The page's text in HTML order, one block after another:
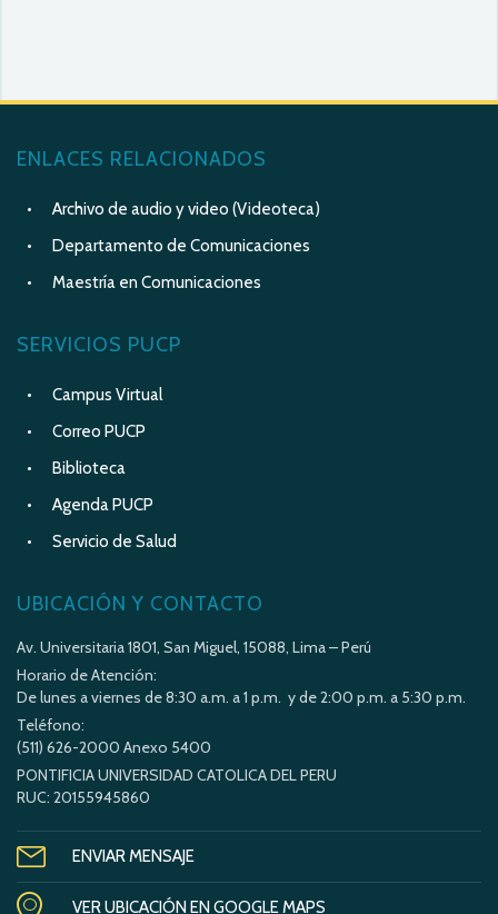
ENLACES RELACIONADOS
Archivo de audio y video (Videoteca)
Departamento de Comunicaciones
Maestría en Comunicaciones
SERVICIOS PUCP
Campus Virtual
Correo PUCP
Biblioteca
Agenda PUCP
Servicio de Salud
UBICACIÓN Y CONTACTO
Av. Universitaria 1801, San Miguel, 15088, Lima – Perú
Horario de Atención:
De lunes a viernes de 8:30 a.m. a 1 p.m. y de 2:00 p.m. a 5:30 p.m.
Teléfono:
(511) 626-2000 Anexo 5400
PONTIFICIA UNIVERSIDAD CATOLICA DEL PERU
RUC: 20155945860
ENVIAR MENSAJE
VER UBICACIÓN EN GOOGLE MAPS